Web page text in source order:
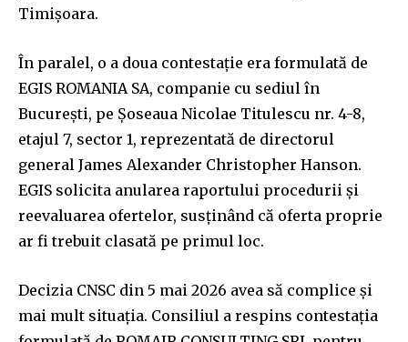
Timișoara.
În paralel, o a doua contestație era formulată de
EGIS ROMANIA SA, companie cu sediul în
București, pe Șoseaua Nicolae Titulescu nr. 4-8,
etajul 7, sector 1, reprezentată de directorul
general James Alexander Christopher Hanson.
EGIS solicita anularea raportului procedurii și
reevaluarea ofertelor, susținând că oferta proprie
ar fi trebuit clasată pe primul loc.
Decizia CNSC din 5 mai 2026 avea să complice și
mai mult situația. Consiliul a respins contestația